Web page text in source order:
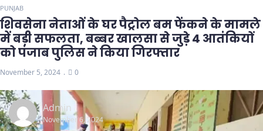
PUNJAB
शिवसेना नेताओं के घर पैट्रोल बम फेंकने के मामले
में बड़ी सफलता, बब्बर खालसा से जुड़े 4 आतंकियों
को पंजाब पुलिस ने किया गिरफ्तार
November 5, 2024 0
Admin
November 6, 2024